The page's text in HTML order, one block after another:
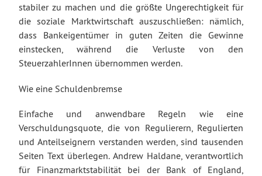
stabiler zu machen und die größte Ungerechtigkeit für
die soziale Marktwirtschaft auszuschließen: nämlich,
dass Bankeigentümer in guten Zeiten die Gewinne
einstecken, während die Verluste von den
SteuerzahlerInnen übernommen werden.
Wie eine Schuldenbremse
Einfache und anwendbare Regeln wie eine
Verschuldungsquote, die von Regulierern, Regulierten
und Anteilseignern verstanden werden, sind tausenden
Seiten Text überlegen. Andrew Haldane, verantwortlich
für Finanzmarktstabilität bei der Bank of England,